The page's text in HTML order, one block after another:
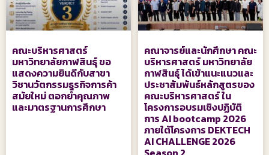
คณะบริหารศาสตร์
มหาวิทยาลัยกาฬสินธุ์ ขอ
แสดงความยินดีกับสาขา
วิชานวัตกรรมธุรกิจการค้า
สมัยใหม่ ตอกย้ำคุณภาพ
และมาตรฐานการศึกษา
คณาจารย์และนักศึกษา คณะ
บริหารศาสตร์ มหาวิทยาลัย
กาฬสินธุ์ ได้เข้าแนะแนวและ
ประชาสัมพันธ์หลักสูตรของ
คณะบริหารศาสตร์ ใน
โครงการอบรมเชิงปฏิบัติ
การ AI bootcamp 2026
ภายใต้โครงการ DEKTECH
AI CHALLENGE 2026